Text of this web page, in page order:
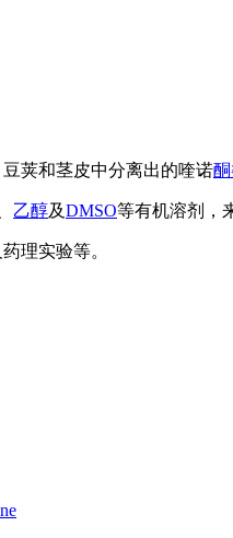
荚和茎皮中分离出的喹诺
乙醇及DMSO等有机溶剂，
理实验等。